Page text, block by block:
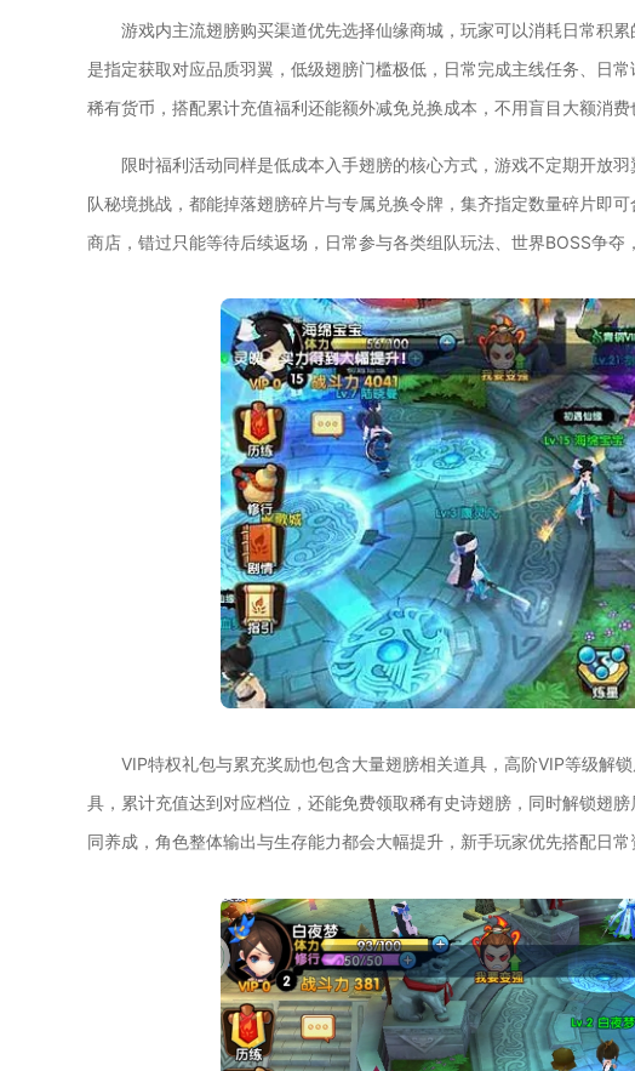
游戏内主流翅膀购买渠道优先选择仙缘商城，玩家可以消耗日常积
是指定获取对应品质羽翼，低级翅膀门槛极低，日常完成主线任务、日
稀有货币，搭配累计充值福利还能额外减免兑换成本，不用盲目大额消费
限时福利活动同样是低成本入手翅膀的核心方式，游戏不定期开放
队秘境挑战，都能掉落翅膀碎片与专属兑换令牌，集齐指定数量碎片即
商店，错过只能等待后续返场，日常参与各类组队玩法、世界BOSS争夺
VIP特权礼包与累充奖励也包含大量翅膀相关道具，高阶VIP等级解
具，累计充值达到对应档位，还能免费领取稀有史诗翅膀，同时解锁翅
同养成，角色整体输出与生存能力都会大幅提升，新手玩家优先搭配日